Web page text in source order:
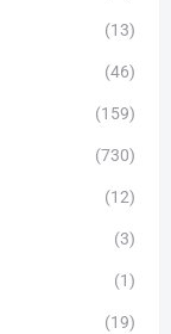
(13)
(46)
(159)
(730)
(12)
(3)
(1)
(19)